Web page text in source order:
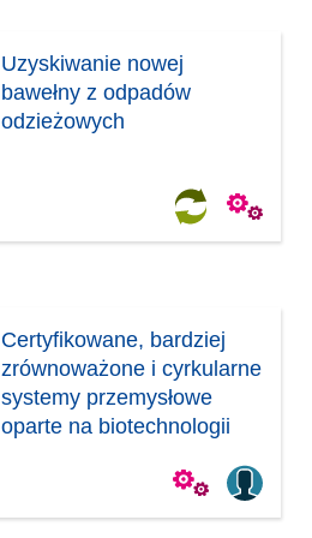
Uzyskiwanie nowej
bawełny z odpadów
odzieżowych
Certyfikowane, bardziej
zrównoważone i cyrkularne
systemy przemysłowe
oparte na biotechnologii